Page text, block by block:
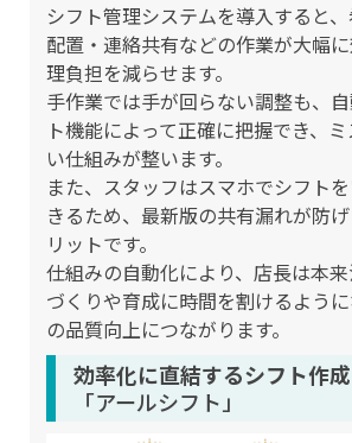
シフト管理システムを導入すると
配置・連絡共有などの作業が大幅
理負担を減らせます。
手作業では手が回らない調整も、
ト機能によって正確に把握でき、
い仕組みが整います。
また、スタッフはスマホでシフト
きるため、最新版の共有漏れが防
リットです。
仕組みの自動化により、店長は本
づくりや育成に時間を割けるよう
の品質向上につながります。
効率化に直結するシフト作
「アールシフト」